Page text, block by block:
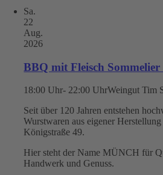
Sa.
22
Aug.
2026
BBQ mit Fleisch
18:00 Uhr- 22:00 UhrWeingut Tim
Seit über 120 Jahren entstehen
Wurstwaren aus eigener
Königstraße 49.
Hier steht der Name MÜNCH für
Handwerk und Genuss.